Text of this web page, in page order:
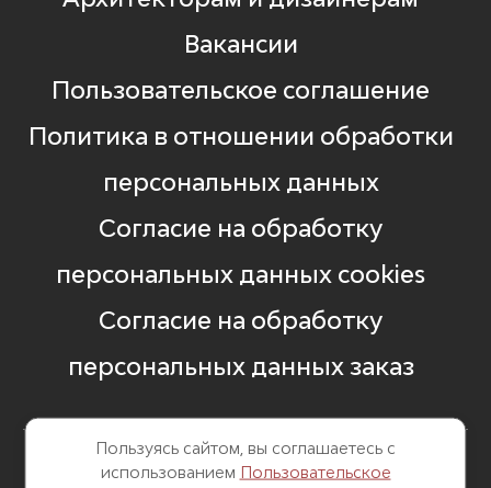
Пользуясь сайтом, вы соглашаетесь с
использованием Пользовательское
Вакансии
Пользовательское соглашение
Политика в отношении обработки
персональных данных
Согласие на обработку
персональных данных cookies
Согласие на обработку
персональных данных заказ